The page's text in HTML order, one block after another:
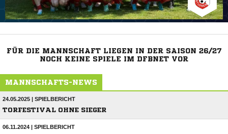
FÜR DIE MANNSCHAFT LIEGEN IN DER SAISON 26/27
NOCH KEINE SPIELE IM DFBNET VOR
MANNSCHAFTS-NEWS
24.05.2025 | SPIELBERICHT
TORFESTIVAL OHNE SIEGER
06.11.2024 | SPIELBERICHT